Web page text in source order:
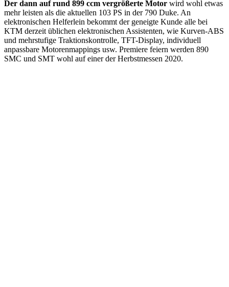
Der dann auf rund 899 ccm vergrößerte Motor wird wohl etwas
mehr leisten als die aktuellen 103 PS in der 790 Duke. An
elektronischen Helferlein bekommt der geneigte Kunde alle bei
KTM derzeit üblichen elektronischen Assistenten, wie Kurven-ABS
und mehrstufige Traktionskontrolle, TFT-Display, individuell
anpassbare Motorenmappings usw. Premiere feiern werden 890
SMC und SMT wohl auf einer der Herbstmessen 2020.